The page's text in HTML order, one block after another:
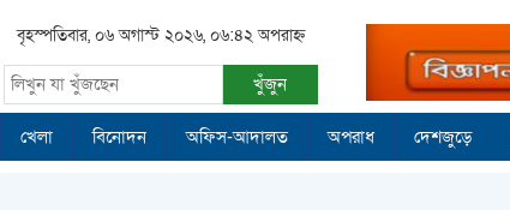
বৃহস্পতিবার, ০৬ অগাস্ট ২০২৬, ০৬:৪২ অপরাহ্ন
খুঁজুন
খেলা বিনোদন অফিস-আদালত অপরাধ দেশজুড়ে